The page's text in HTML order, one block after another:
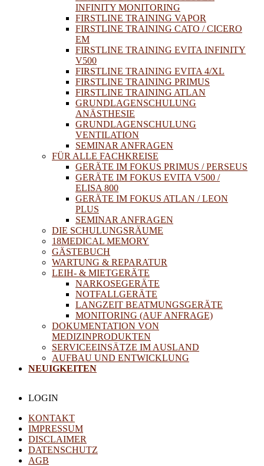
INFINITY MONITORING
FIRSTLINE TRAINING VAPOR
FIRSTLINE TRAINING CATO / CICERO
EM
FIRSTLINE TRAINING EVITA INFINITY
V500
FIRSTLINE TRAINING EVITA 4/XL
FIRSTLINE TRAINING PRIMUS
FIRSTLINE TRAINING ATLAN
GRUNDLAGENSCHULUNG
ANÄSTHESIE
GRUNDLAGENSCHULUNG
VENTILATION
SEMINAR ANFRAGEN
FÜR ALLE FACHKREISE
GERÄTE IM FOKUS PRIMUS / PERSEUS
GERÄTE IM FOKUS EVITA V500 /
ELISA 800
GERÄTE IM FOKUS ATLAN / LEON
PLUS
SEMINAR ANFRAGEN
DIE SCHULUNGSRÄUME
18MEDICAL MEMORY
GÄSTEBUCH
WARTUNG & REPARATUR
LEIH- & MIETGERÄTE
NARKOSEGERÄTE
NOTFALLGERÄTE
LANGZEIT BEATMUNGSGERÄTE
MONITORING (AUF ANFRAGE)
DOKUMENTATION VON
MEDIZINPRODUKTEN
SERVICEEINSÄTZE IM AUSLAND
AUFBAU UND ENTWICKLUNG
NEUIGKEITEN
LOGIN
KONTAKT
IMPRESSUM
DISCLAIMER
DATENSCHUTZ
AGB